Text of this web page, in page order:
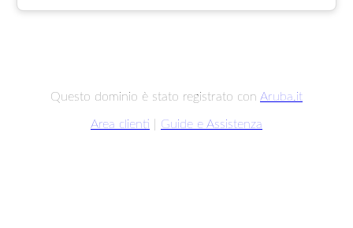
Questo dominio è stato registrato con Aruba.it
Area clienti Guide e Assistenza